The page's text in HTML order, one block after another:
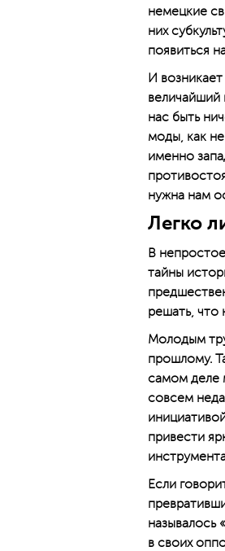
немецкие
них
появиться
И
величайший
нас быть
моды, как
именно
нужна нам
Легко
В
тайны
решать, что
Молодым
прошлому.
самом деле
совсем
привести
Если
называлось
в своих